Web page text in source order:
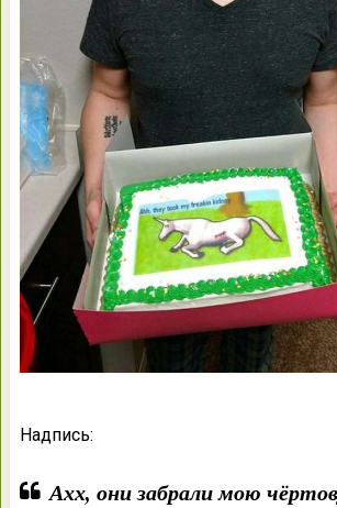
Надпись:
Ахх, они забрали мою